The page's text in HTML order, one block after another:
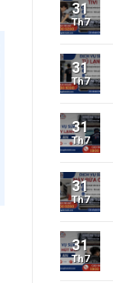
31
Th7
31
Th7
31
Th7
31
Th7
31
Th7